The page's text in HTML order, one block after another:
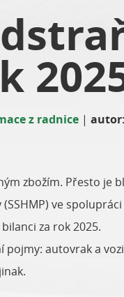
z radnice | autor:
zbožím. Přesto
ve
za rok 2025.
pojmy: autovrak a